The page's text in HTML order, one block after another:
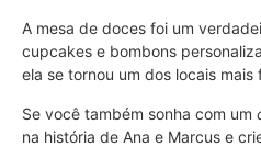
A mesa de doces foi um
cupcakes e bombons
ela se tornou um dos locais
Se você também sonha com um
na história de Ana e Marcus e